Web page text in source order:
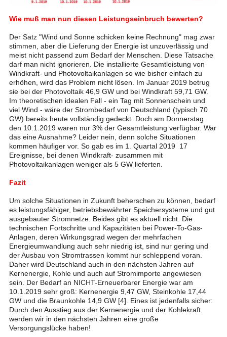
Wie muß man nun diesen Leistungseinbruch bewerten?
Der Satz "Wind und Sonne schicken keine Rechnung" mag zwar
stimmen, aber die Lieferung der Energie ist unzuverlässig und
meist nicht passend zum Bedarf der Menschen. Diese Tatsache
darf man nicht ignorieren. Die installierte Gesamtleistung von
Windkraft- und Photovoltaikanlagen so wie bisher einfach zu
erhöhen, wird das Problem nicht lösen. Im Januar 2019 betrug
sie bei der Photovoltaik 46,9 GW und bei Windkraft 59,71 GW.
Im theoretischen idealen Fall - ein Tag mit Sonnenschein und
viel Wind - wäre der Strombedarf von Deutschland (typisch 70
GW) bereits heute vollständig gedeckt. Doch am Donnerstag
den 10.1.2019 waren nur 3% der Gesamtleistung verfügbar. War
das eine Ausnahme? Leider nein, denn solche Situationen
kommen häufiger vor. So gab es im 1. Quartal 2019 17
Ereignisse, bei denen Windkraft- zusammen mit
Photovoltaikanlagen weniger als 5 GW lieferten.
Fazit
Um solche Situationen in Zukunft beherschen zu können, bedarf
es leistungsfähiger, betriebsbewährter Speichersysteme und gut
ausgebauter Stromnetze. Beides gibt es aktuell nicht. Die
technischen Fortschritte und Kapazitäten bei Power-To-Gas-
Anlagen, deren Wirkungsgrad wegen der mehrfachen
Energieumwandlung auch sehr niedrig ist, sind nur gering und
der Ausbau von Stromtrassen kommt nur schleppend voran.
Daher wird Deutschland auch in den nächsten Jahren auf
Kernenergie, Kohle und auch auf Stromimporte angewiesen
sein. Der Bedarf an NICHT-Erneuerbarer Energie war am
10.1.2019 sehr groß: Kernenergie 9,47 GW, Steinkohle 17,44
GW und die Braunkohle 14,9 GW [4]. Eines ist jedenfalls sicher:
Durch den Ausstieg aus der Kernenergie und der Kohlekraft
werden wir in den nächsten Jahren eine große
Versorgungslücke haben!